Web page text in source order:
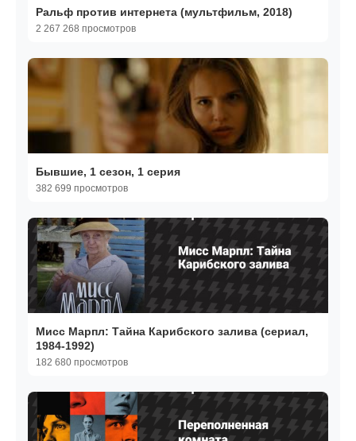
Ральф против интернета (мультфильм, 2018)
2 267 268 просмотров
Бывшие, 1 сезон, 1 серия
382 699 просмотров
Мисс Марпл: Тайна Карибского залива (сериал,
1984-1992)
182 680 просмотров